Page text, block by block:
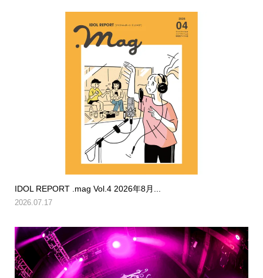
IDOL REPORT .mag Vol.4 2026年8月...
2026.07.17